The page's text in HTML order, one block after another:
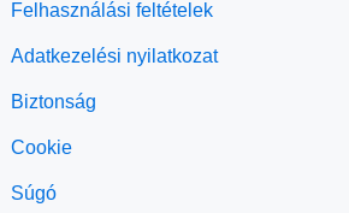
Felhasználási feltételek
Adatkezelési nyilatkozat
Biztonság
Cookie
Súgó